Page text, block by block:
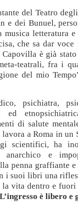
del Teatro
e dei Bunuel,
musica letteratura
che sa dar voce
è già
teatrali, fra i
del mio
psichiatra,
ed
di salute
a Roma in un
scientifici, ha
e
penna graffiante
i suoi libri una
la vita dentro e
L’ingresso è libero e